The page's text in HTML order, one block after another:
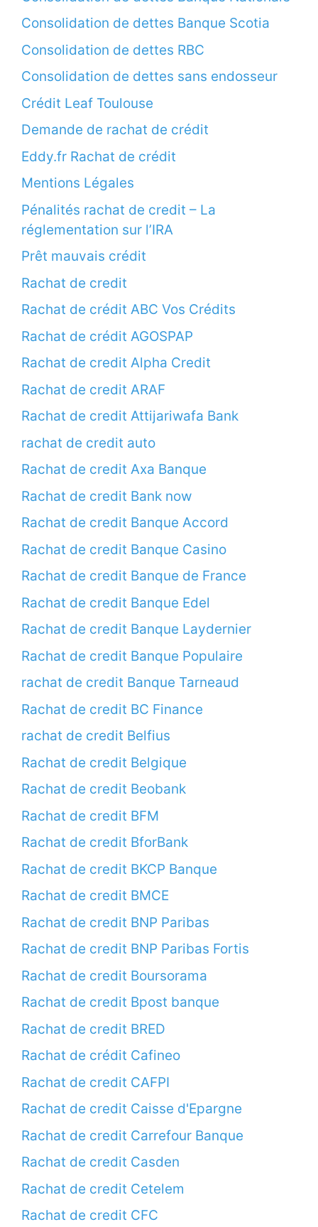
Consolidation de dettes Banque Scotia
Consolidation de dettes RBC
Consolidation de dettes sans endosseur
Crédit Leaf Toulouse
Demande de rachat de crédit
Eddy.fr Rachat de crédit
Mentions Légales
Pénalités rachat de credit – La
réglementation sur l’IRA
Prêt mauvais crédit
Rachat de credit
Rachat de crédit ABC Vos Crédits
Rachat de crédit AGOSPAP
Rachat de credit Alpha Credit
Rachat de credit ARAF
Rachat de credit Attijariwafa Bank
rachat de credit auto
Rachat de credit Axa Banque
Rachat de credit Bank now
Rachat de credit Banque Accord
Rachat de credit Banque Casino
Rachat de credit Banque de France
Rachat de credit Banque Edel
Rachat de credit Banque Laydernier
Rachat de credit Banque Populaire
rachat de credit Banque Tarneaud
Rachat de credit BC Finance
rachat de credit Belfius
Rachat de credit Belgique
Rachat de credit Beobank
Rachat de credit BFM
Rachat de credit BforBank
Rachat de credit BKCP Banque
Rachat de credit BMCE
Rachat de credit BNP Paribas
Rachat de credit BNP Paribas Fortis
Rachat de credit Boursorama
Rachat de credit Bpost banque
Rachat de credit BRED
Rachat de crédit Cafineo
Rachat de credit CAFPI
Rachat de credit Caisse d'Epargne
Rachat de credit Carrefour Banque
Rachat de credit Casden
Rachat de credit Cetelem
Rachat de credit CFC